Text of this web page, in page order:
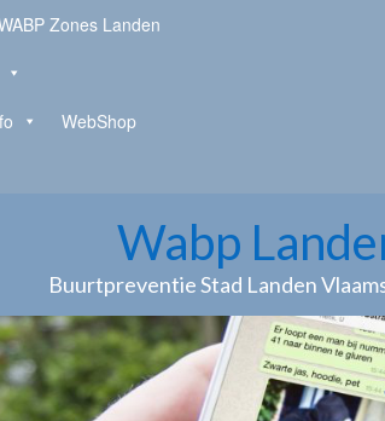
Zones Landen
WebShop
Wabp
Buurtpreventie Stad Landen